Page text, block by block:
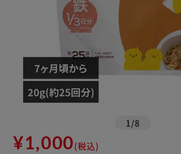
1 /8
¥1,000(税込)